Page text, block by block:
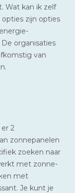
Wat kan ik zelf
zijn opties
organisaties
van
2
zonnepanelen
zoeken naar
met zonne-
met
Je kunt je